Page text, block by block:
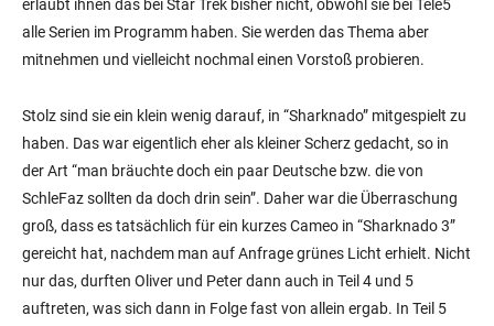
erlaubt ihnen das bei Star Trek bisher nicht, obwohl sie bei Tele5
alle Serien im Programm haben. Sie werden das Thema aber
mitnehmen und vielleicht nochmal einen Vorstoß probieren.
Stolz sind sie ein klein wenig darauf, in “Sharknado” mitgespielt zu
haben. Das war eigentlich eher als kleiner Scherz gedacht, so in
der Art “man bräuchte doch ein paar Deutsche bzw. die von
SchleFaz sollten da doch drin sein”. Daher war die Überraschung
groß, dass es tatsächlich für ein kurzes Cameo in “Sharknado 3”
gereicht hat, nachdem man auf Anfrage grünes Licht erhielt. Nicht
nur das, durften Oliver und Peter dann auch in Teil 4 und 5
auftreten, was sich dann in Folge fast von allein ergab. In Teil 5